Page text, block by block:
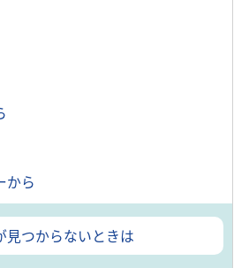
から
見つからないときは